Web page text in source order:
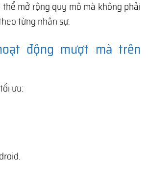
mở rộng quy mô mà không phải
từng nhân sự.
động mượt mà trên
ưu: